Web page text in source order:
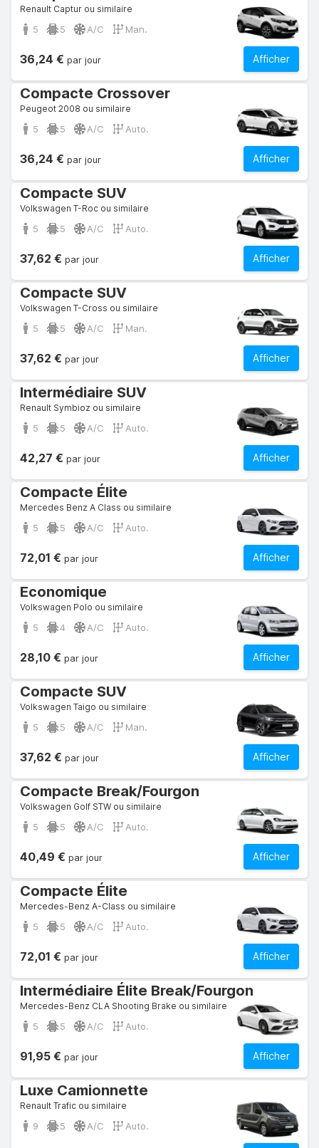
Renault Captur ou similaire
5 5 A/C Man.
Afficher
36,24 € par jour
Compacte Crossover
Peugeot 2008 ou similaire
5 5 A/C Auto.
Afficher
36,24 € par jour
Compacte SUV
Volkswagen T-Roc ou similaire
5 5 A/C Auto.
Afficher
37,62 € par jour
Compacte SUV
Volkswagen T-Cross ou similaire
5 5 A/C Man.
Afficher
37,62 € par jour
Intermédiaire SUV
Renault Symbioz ou similaire
5 5 A/C Auto.
Afficher
42,27 € par jour
Compacte Élite
Mercedes Benz A Class ou similaire
5 5 A/C Auto.
Afficher
72,01 € par jour
Economique
Volkswagen Polo ou similaire
5 4 A/C Auto.
Afficher
28,10 € par jour
Compacte SUV
Volkswagen Taigo ou similaire
5 5 A/C Man.
Afficher
37,62 € par jour
Compacte Break/Fourgon
Volkswagen Golf STW ou similaire
5 5 A/C Auto.
Afficher
40,49 € par jour
Compacte Élite
Mercedes-Benz A-Class ou similaire
5 5 A/C Auto.
Afficher
72,01 € par jour
Intermédiaire Élite Break/Fourgon
Mercedes-Benz CLA Shooting Brake ou similaire
5 5 A/C Auto.
Afficher
91,95 € par jour
Luxe Camionnette
Renault Trafic ou similaire
9 5 A/C Auto.